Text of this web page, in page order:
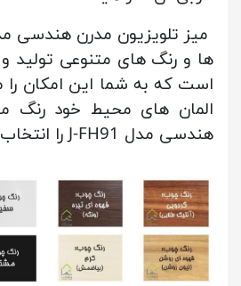
ها و رنگ های متنوعی تولید و
است که به شما این امکان را
المان های محیط خود رنگ
هندسی مدل J-FH91 را انتخاب نمایید.